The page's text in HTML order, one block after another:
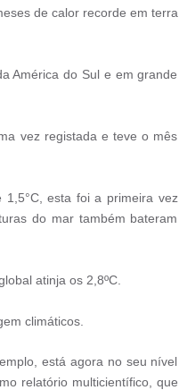
de calor recorde em terra
América do Sul e em grande
vez registada e teve o mês
1,5°C, esta foi a primeira vez
do mar também bateram
atinja os 2,8ºC.
climáticos.
está agora no seu nível
relatório multicientífico, que